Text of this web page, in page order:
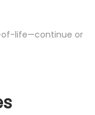
life—continue or